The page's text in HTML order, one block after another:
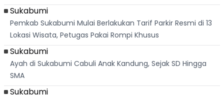
Sukabumi
Pemkab Sukabumi Mulai Berlakukan Tarif Parkir Resmi di 13
Lokasi Wisata, Petugas Pakai Rompi Khusus
Sukabumi
Ayah di Sukabumi Cabuli Anak Kandung, Sejak SD Hingga
SMA
Sukabumi